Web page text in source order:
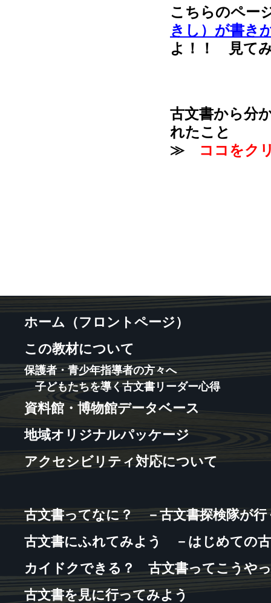
こちらのペー
きし）が書き
よ！！ 見て
古文書から分
れたこと
≫
ココをク
ホーム（フロントページ）
この教材について
保護者・青少年指導者の方々へ
子どもたちを導く古文書リーダー心得
資料館・博物館データベース
地域オリジナルパッケージ
アクセシビリティ対応について
古文書ってなに？ －古文書探検隊が行
古文書にふれてみよう －はじめての
カイドクできる？ 古文書ってこうや
古文書を見に行ってみよう